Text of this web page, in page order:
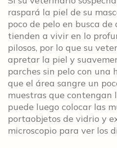
raspará la piel de su
poco de pelo en busca de
tienden a vivir en lo
pilosos, por lo que su
apretar la piel y
parches sin pelo con una
que el área sangre un
muestras que contengan
puede luego colocar las
portaobjetos de vidrio y
microscopio para ver los